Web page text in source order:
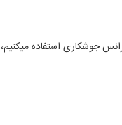
جوشکاری استفاده